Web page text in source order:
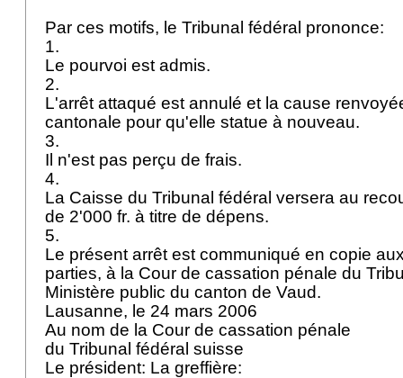
Par ces motifs, le Tribunal fédéral prononce:
1.
Le pourvoi est admis.
2.
L'arrêt attaqué est annulé et la cause
cantonale pour qu'elle statue à nouveau.
3.
Il n'est pas perçu de frais.
4.
La Caisse du Tribunal fédéral versera au
de 2'000 fr. à titre de dépens.
5.
Le présent arrêt est communiqué en copie
parties, à la Cour de cassation pénale du
Ministère public du canton de Vaud.
Lausanne, le 24 mars 2006
Au nom de la Cour de cassation pénale
du Tribunal fédéral suisse
Le président: La greffière: